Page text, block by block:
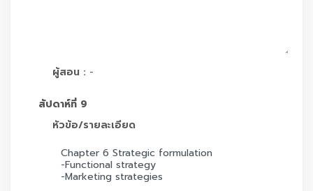
ผู้สอน : -
สัปดาห์ที่ 9
หัวข้อ/รายละเอียด